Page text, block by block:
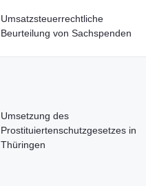
Umsatzsteuerrechtliche
Beurteilung von Sachspenden
Umsetzung des
Prostituiertenschutzgesetzes in
Thüringen